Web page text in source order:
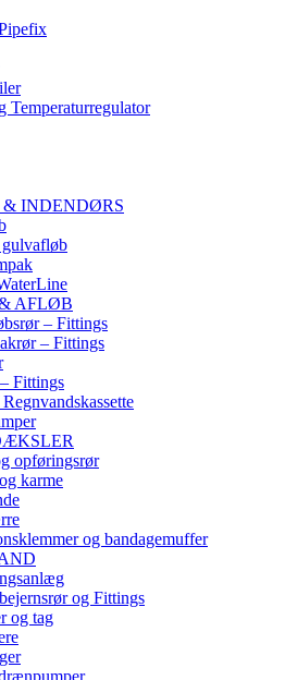
Temperaturregulator
INDENDØRS
AFLØB
– Fittings
– Fittings
Fittings
opføringsrør
karme
og bandagemuffer
og Fittings
og tag